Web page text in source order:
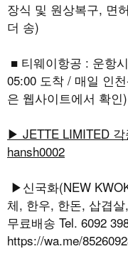
장식 및 원상복구, 면
더 송)
■ 티웨이항공 : 운항
05:00 도착 / 매일 인
은 웹사이트에서 확인)
▶ JETTE LIMITED
hansh0002
▶신국화(NEW
체, 한우, 한돈, 삽겹
무료배송 Tel. 6092
https://wa.me/